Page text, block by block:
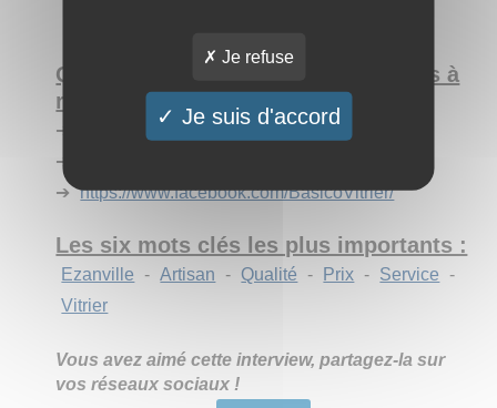
Quels sont les trois principaux liens à
retenir de votre site ?
➔
https://basico-vitrier.fr/vitrier-ezanville-95460
➔
➔ https://www.facebook.com/BasicoVitrier/
Les six mots clés les plus importants :
Ezanville - Artisan - Qualité - Prix - Service -
Vitrier
Vous avez aimé cette interview, partagez-la sur
vos réseaux sociaux !
Je refuse
Je suis d'accord